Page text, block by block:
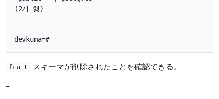
(2개 행)
fruit
スキーマが削除されたことを確認できる。
–